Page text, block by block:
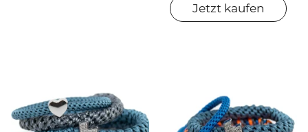
Jetzt kaufen